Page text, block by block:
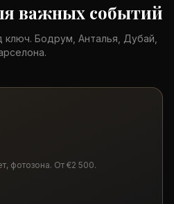
важных событий
Бодрум, Анталья, Дубай,
фотозона. От €2 500.